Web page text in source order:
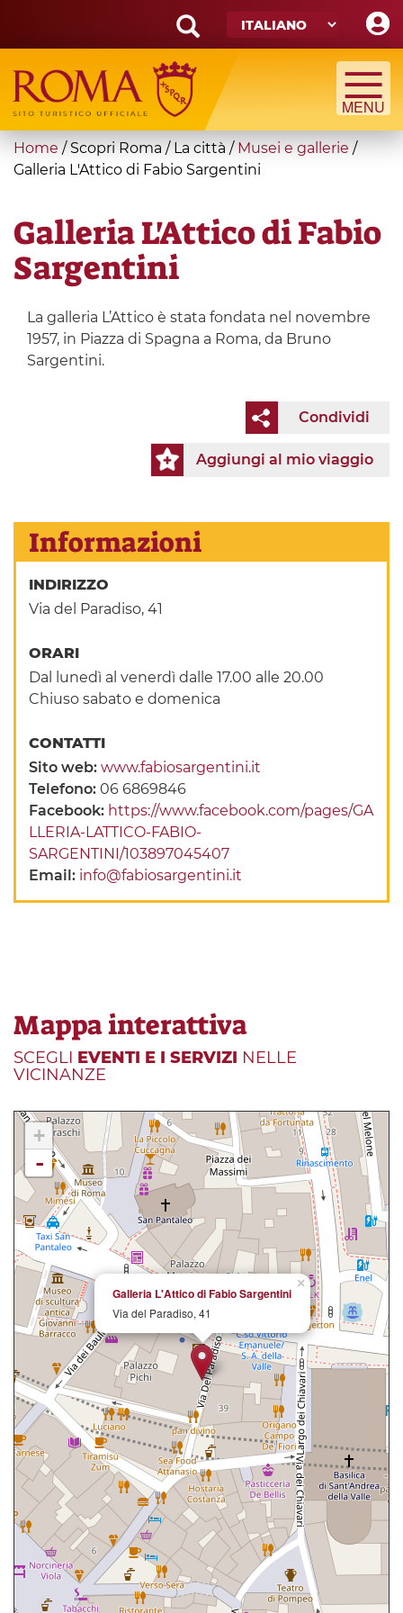
main
content
Search
form
Cerca
You
are
Home / Scopri Roma / La città / Musei e gallerie /
Galleria L'Attico di Fabio Sargentini
Galleria L'Attico di Fabio
Sargentini
La galleria L’Attico è stata fondata nel novembre
1957, in Piazza di Spagna a Roma, da Bruno
Sargentini.
Condividi
Aggiungi al mio viaggio
Informazioni
INDIRIZZO
Via del Paradiso, 41
ORARI
Dal lunedì al venerdì dalle 17.00 alle 20.00
Chiuso sabato e domenica
CONTATTI
Sito web:www.fabiosargentini.it
Telefono:06 6869846
Facebook: https://www.facebook.com/pages/GA
LLERIA-LATTICO-FABIO-
SARGENTINI/103897045407
Email: info@fabiosargentini.it
Mappa interattiva
SCEGLI EVENTI E I SERVIZI NELLE
VICINANZE
×
Galleria L'Attico di Fabio Sargentini
Via del Paradiso, 41
+
-